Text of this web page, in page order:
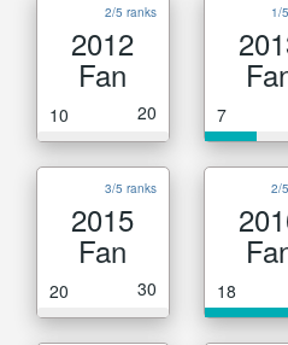
2/5 ranks
2012
Fan
10 20
1/
7
3/5 ranks
2015
Fan
20 30
2/
18